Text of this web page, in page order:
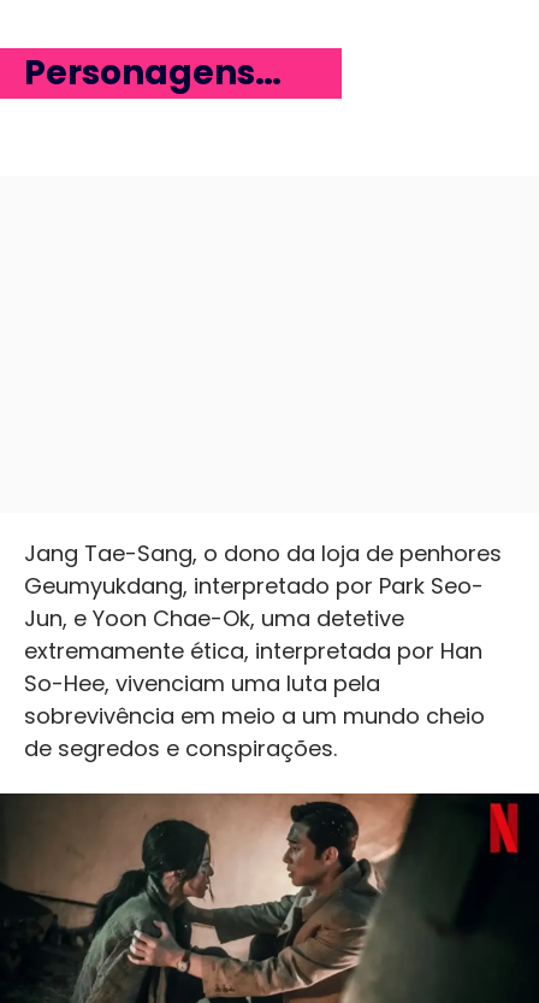
Personagens…
Jang Tae-Sang, o dono da loja de penhores
Geumyukdang, interpretado por Park Seo-
Jun, e Yoon Chae-Ok, uma detetive
extremamente ética, interpretada por Han
So-Hee, vivenciam uma luta pela
sobrevivência em meio a um mundo cheio
de segredos e conspirações.